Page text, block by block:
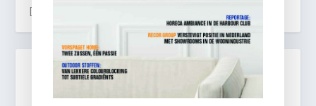
[instagram-feed]